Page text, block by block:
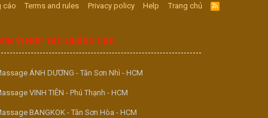
cáo Terms and rules Privacy policy Help Trang chủ
R
S
VỊ HỢP TÁC QUẢNG CÁO
ÁNH DƯƠNG - Tân Sơn Nhì - HCM
VINH TIÊN - Phú Thạnh - HCM
BANGKOK - Tân Sơn Hòa - HCM